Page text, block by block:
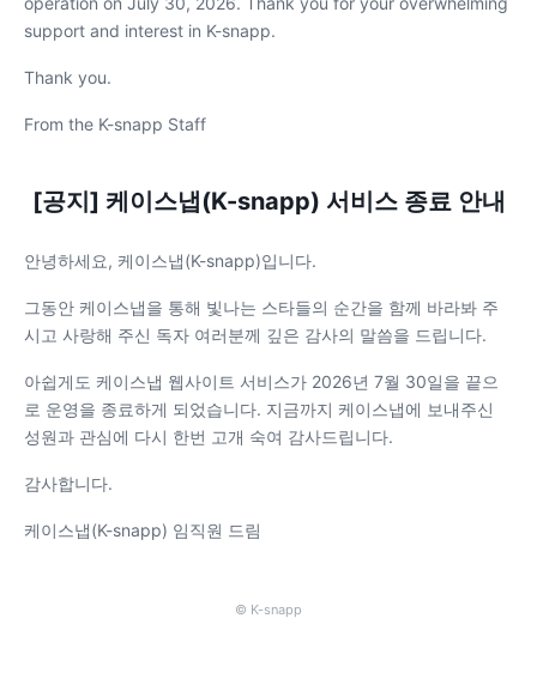
support and interest in K-snapp.
Thank you.
From the K-snapp Staff
[공지] 케이스냅(K-snapp) 서비스 종료 안내
안녕하세요, 케이스냅(K-snapp)입니다.
그동안 케이스냅을 통해 빛나는 스타들의 순간을 함께 바라봐 주
시고 사랑해 주신 독자 여러분께 깊은 감사의 말씀을 드립니다.
아쉽게도 케이스냅 웹사이트 서비스가 2026년 7월 30일을 끝으
로 운영을 종료하게 되었습니다. 지금까지 케이스냅에 보내주신
성원과 관심에 다시 한번 고개 숙여 감사드립니다.
감사합니다.
케이스냅(K-snapp) 임직원 드림
© K-snapp